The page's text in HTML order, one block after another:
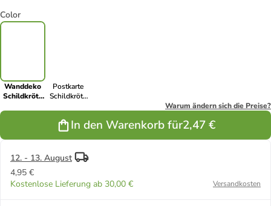
Color
Wanddeko
Schildkröte
mit Spruch in
Postkarte
Schildkröte
Weiß
Warum ändern sich die Preise?
In den Warenkorb für2,47 €
12. - 13. August
4,95 €
Kostenlose Lieferung ab 30,00 €
Versandkosten